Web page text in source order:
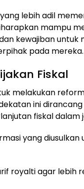
lebih adil
mampu
kewajiban
pada mereka.
Fiskal
melakukan
ini
fiskal dalam
yang
royalti agar lebih